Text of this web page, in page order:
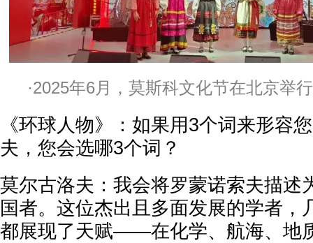
·2025年6月，莫斯科文化节在北京举
《环球人物》：如果用3个词来形容
夫，您会选哪3个词？
莫尔古洛夫：我会将罗蒙诺索夫描述
国者。这位杰出且多面发展的学者，
都展现了天赋——在化学、航海、地